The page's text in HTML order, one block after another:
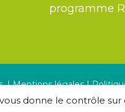
donne le contrôle
programme
|Mentions légales|